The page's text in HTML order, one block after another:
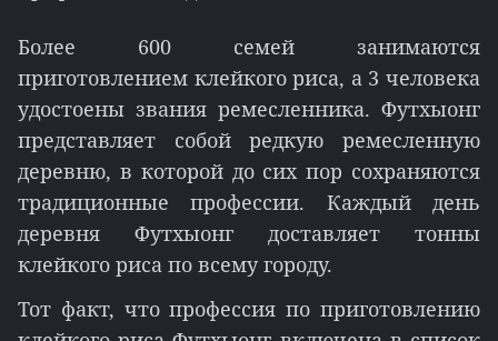
Более 600 семей занимаются
приготовлением клейкого риса, а 3 человека
удостоены звания ремесленника. Футхыонг
представляет собой редкую ремесленную
деревню, в которой до сих пор сохраняются
традиционные профессии. Каждый день
деревня Футхыонг доставляет тонны
клейкого риса по всему городу.
Тот факт, что профессия по приготовлению